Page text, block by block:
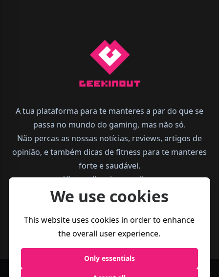
A tua plataforma para te manteres a par do que se
passa no mundo do gaming, mas não só.
Não percas as nossas notícias, reviews, artigos de
opinião, e também dicas de fitness para te manteres
forte e saudável.
Vive melhor, joga melhor.
We use cookies
This website uses cookies in order to enhance
the overall user experience.
Only essentials